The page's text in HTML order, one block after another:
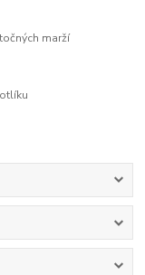
marží